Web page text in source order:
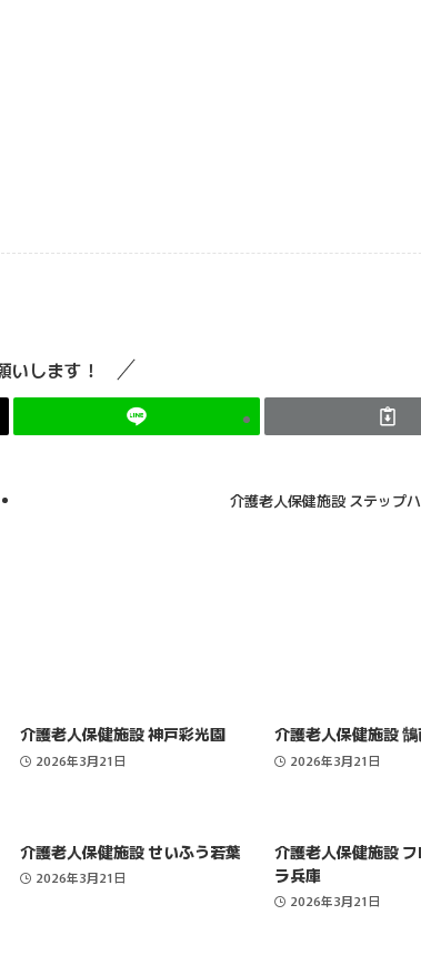
いします！
介護老人保健施設 ステップ
介護老人保健施設 神戸彩光園
2026年3月21日
介護老人保健施設 鵠
2026年3月21日
介護老人保健施設 せいふう若葉
2026年3月21日
介護老人保健施設
ラ兵庫
2026年3月21日